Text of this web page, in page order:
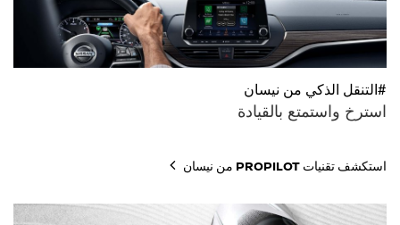
#التنقل الذكي من نيسان
استرخ واستمتع بالقيادة
استكشف تقنيات PROPILOT من نيسان